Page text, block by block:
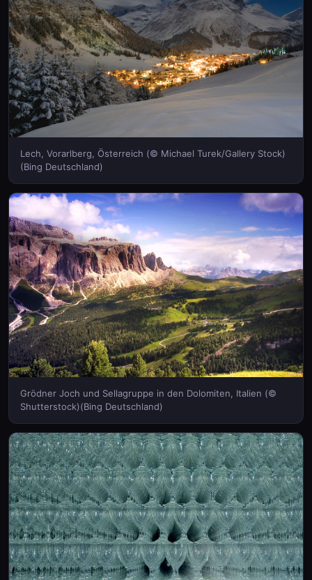
Lech, Vorarlberg, Österreich (© Michael Turek/Gallery Stock)
(Bing Deutschland)
Grödner Joch und Sellagruppe in den Dolomiten, Italien (©
Shutterstock)(Bing Deutschland)